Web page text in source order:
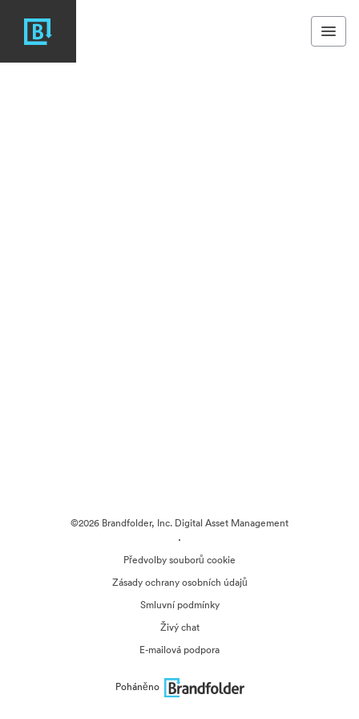
©2026 Brandfolder, Inc. Digital Asset Management
·
Předvolby souborů cookie
Zásady ochrany osobních údajů
Smluvní podmínky
Živý chat
E-mailová podpora
Poháněno